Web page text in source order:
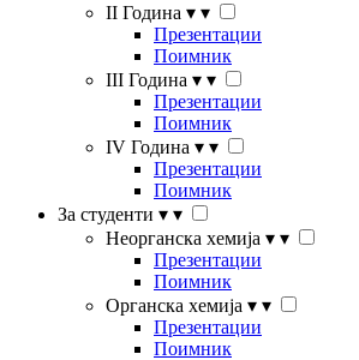
II Година ▾ ▾
Презентации
Поимник
III Година ▾ ▾
Презентации
Поимник
IV Година ▾ ▾
Презентации
Поимник
За студенти ▾ ▾
Неорганска хемија ▾ ▾
Презентации
Поимник
Органска хемија ▾ ▾
Презентации
Поимник